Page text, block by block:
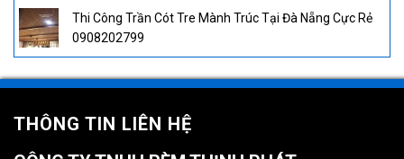
Thi Công Trần Cót Tre Mành Trúc Tại Đà Nẵng Cực Rẻ
0908202799
THÔNG TIN LIÊN HỆ